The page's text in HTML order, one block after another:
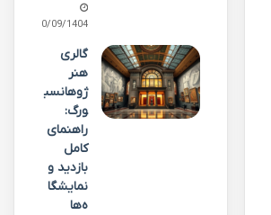
30/09/1404
گالری
هنر
ژوهانسب
ورگ:
راهنمای
کامل
بازدید و
نمایشگا
ه‌ها